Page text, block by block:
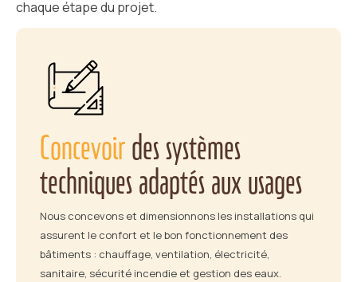
chaque étape du projet.
Concevoirdes systèmes
techniques adaptés aux usages
Nous concevons et dimensionnons les installations qui
assurent le confort et le bon fonctionnement des
bâtiments : chauffage, ventilation, électricité,
sanitaire, sécurité incendie et gestion des eaux.